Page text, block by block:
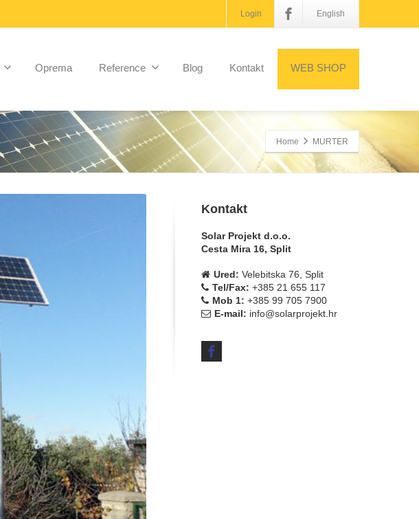
Login English
Oprema Reference Blog Kontakt WEB SHOP
Home MURTER
Kontakt
Solar Projekt d.o.o.
Cesta Mira 16, Split
Ured: Velebitska 76, Split
Tel/Fax: +385 21 655 117
Mob 1: +385 99 705 7900
E-mail: info@solarprojekt.hr